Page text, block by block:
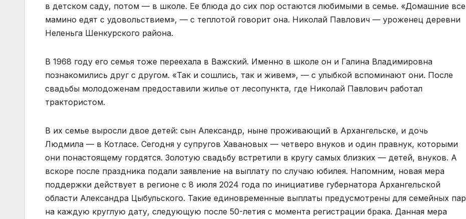
в дет­ском саду, потом — в школе. Ее блюда до сих пор остаются лю­бимыми в семье. «Домашние все
мамино едят с удовольстви­ем», — с теплотой говорит она. Николай Павлович — уроженец деревни
Неленьга Шенкурского района.
В 1968 году его семья тоже переехала в Важский. Именно в школе он и Галина Владимировна
познакомились друг с другом. «Так и сошлись, так и живем», — с улыбкой вспоминают они. После
свадьбы молодоженам предоставили жилье от лесопункта, где Николай Павлович работал
трактористом.
В их семье выросли двое детей: сын Александр, ныне проживающий в Архангельске, и дочь
Людмила — в Котласе. Сегодня у супругов Хавановых — четверо внуков и один правнук, которыми
они понастоящему гордятся. Золотую свадьбу встретили в кругу самых близких — детей, внуков. А
вскоре после праздника подали заявление на выплату по случаю юбилея. Напомним, новая мера
поддержки действует в регионе с 8 июля 2024 года по инициативе губернатора Архангельской
области Александра Цыбульского. Такие единовременные выплаты предусмотрены для семейных пар
на каждую круглую дату, следующую после 50-летия с момента регистрации брака. Данная мера